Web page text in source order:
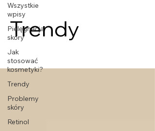
Wszystkie
wpisy
Pielęgnacja
skóry
Jak
stosować
kosmetyki?
Trendy
Problemy
skóry
Retinol
Trendy